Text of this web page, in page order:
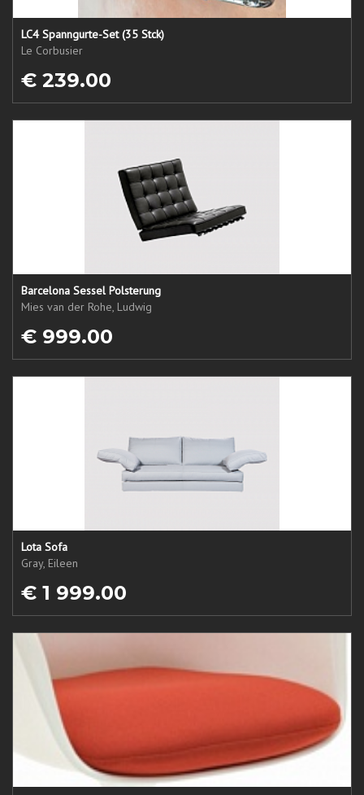
LC4 Spanngurte-Set (35 Stck)
Le Corbusier
€ 239.00
Barcelona Sessel Polsterung
Mies van der Rohe, Ludwig
€ 999.00
Lota Sofa
Gray, Eileen
€ 1 999.00